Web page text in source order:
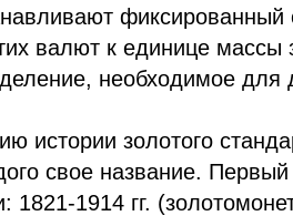
валют к единице
необходимое для
истории золотого
свое название. Первый
1821-1914 гг.